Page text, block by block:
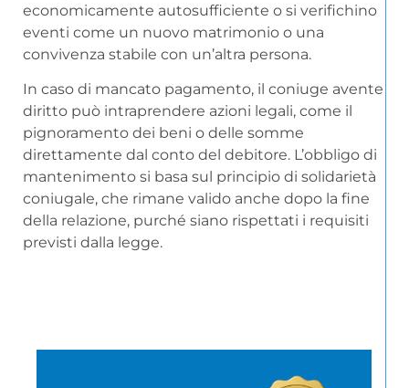
economicamente autosufficiente o si verifichino
eventi come un nuovo matrimonio o una
convivenza stabile con un’altra persona.
In caso di mancato pagamento, il coniuge avente
diritto può intraprendere azioni legali, come il
pignoramento dei beni o delle somme
direttamente dal conto del debitore. L’obbligo di
mantenimento si basa sul principio di solidarietà
coniugale, che rimane valido anche dopo la fine
della relazione, purché siano rispettati i requisiti
previsti dalla legge.